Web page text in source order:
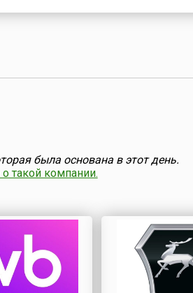
была основана в этот день.
такой компании.